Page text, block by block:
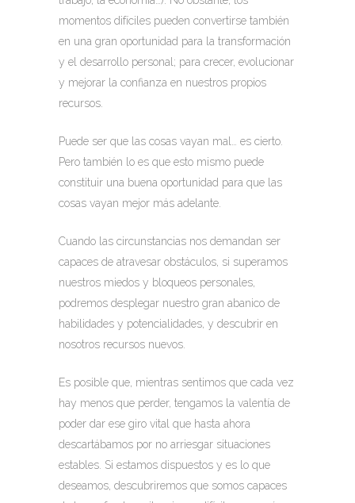
momentos difíciles pueden convertirse también
en una gran oportunidad para la transformación
y el desarrollo personal; para crecer, evolucionar
y mejorar la confianza en nuestros propios
recursos.
Puede ser que las cosas vayan mal… es cierto.
Pero también lo es que esto mismo puede
constituir una buena oportunidad para que las
cosas vayan mejor más adelante.
Cuando las circunstancias nos demandan ser
capaces de atravesar obstáculos, si superamos
nuestros miedos y bloqueos personales,
podremos desplegar nuestro gran abanico de
habilidades y potencialidades, y descubrir en
nosotros recursos nuevos.
Es posible que, mientras sentimos que cada vez
hay menos que perder, tengamos la valentía de
poder dar ese giro vital que hasta ahora
descartábamos por no arriesgar situaciones
estables. Si estamos dispuestos y es lo que
deseamos, descubriremos que somos capaces